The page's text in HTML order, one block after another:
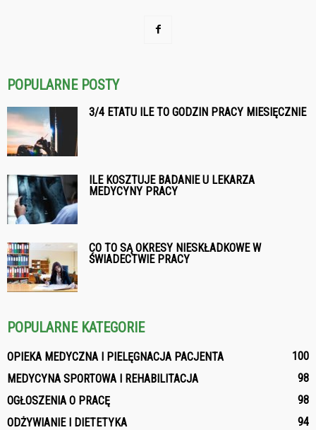
POPULARNE POSTY
3/4 ETATU ILE TO GODZIN PRACY MIESIĘCZNIE
ILE KOSZTUJE BADANIE U LEKARZA
MEDYCYNY PRACY
CO TO SĄ OKRESY NIESKŁADKOWE W
ŚWIADECTWIE PRACY
POPULARNE KATEGORIE
OPIEKA MEDYCZNA I PIELĘGNACJA PACJENTA
100
MEDYCYNA SPORTOWA I REHABILITACJA
98
OGŁOSZENIA O PRACĘ
98
ODŻYWIANIE I DIETETYKA
94